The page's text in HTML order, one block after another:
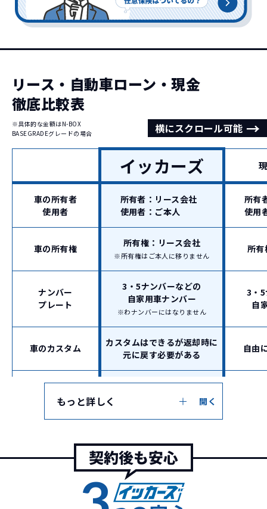
リース・自動車ローン・現金
徹底比較表
※具体的な金額はN-BOX
BASEGRADEグレードの場合
横にスクロール可能 →
イッカーズ
車の所有者
使用者
所有者：リース会社
使用者：ご本人
所有
使用
車の所有権 所有権：リース会社
※所有権はご本人に移りません
所有
ナンバー
プレート
3・5ナンバーなどの
自家用車ナンバー
※わナンバーにはなりません
3・
自
車のカスタム
カスタムはできるが返却時に
元に戻す必要がある
自由
車の保証 メーカー保証付き
リースカー特約付保険が
※通常保険でも対応可能
※リース料に含めることも可能
リース会社がお支払い
※月額料金に含まれます
もっと詳しく